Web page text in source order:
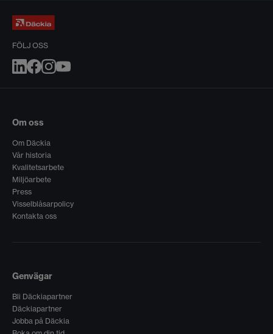
FÖLJ OSS
Om oss
Om Däckia
Vår historia
Kvalitetsarbete
Miljöarbete
Press
Visselblåsarpolicy
Kontakta oss
Genvägar
Bli Däckiapartner
Däckiapartner
Jobba på Däckia